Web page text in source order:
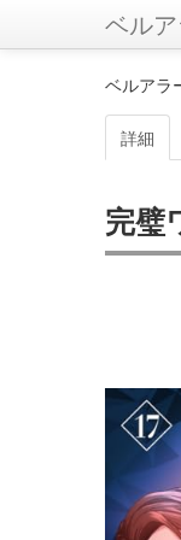
ベル
ベルアラ
詳細
完璧